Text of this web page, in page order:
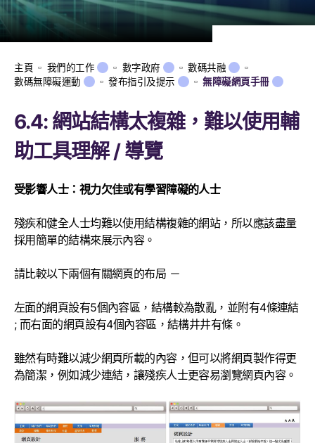
主頁 我們的工作 數字政府
數碼共融
數碼無障礙運動
發布指引及提示 無障礙網頁手冊
6.4: 網站結構太複雜，難以使用輔
助工具理解 / 導覽
受影響人士：視力欠佳或有學習障礙的人士
殘疾和健全人士均難以使用結構複雜的網站，所以應該盡量
採用簡單的結構來展示內容。
請比較以下兩個有關網頁的布局 －
左面的網頁設有5個內容區，結構較為散亂，並附有4條連結
; 而右面的網頁設有4個內容區，結構井井有條。
雖然有時難以減少網頁所載的內容，但可以將網頁製作得更
為簡潔，例如減少連結，讓殘疾人士更容易瀏覽網頁內容。